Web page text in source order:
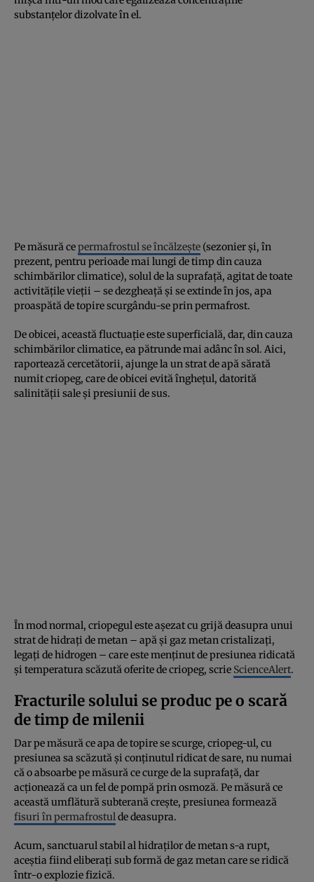
substanțelor dizolvate în el.
Pe măsură cepermafrostul se încălzește (sezonier și, în
prezent, pentru perioade mai lungi de timp din cauza
schimbărilor climatice), solul de la suprafață, agitat de toate
activitățile vieții – se dezgheață și se extinde în jos, apa
proaspătă de topire scurgându-se prin permafrost.
De obicei, această fluctuație este superficială, dar, din cauza
schimbărilor climatice, ea pătrunde mai adânc în sol. Aici,
raportează cercetătorii, ajunge la un strat de apă sărată
numit criopeg, care de obicei evită înghețul, datorită
salinității sale și presiunii de sus.
În mod normal, criopegul este așezat cu grijă deasupra unui
strat de hidrați de metan – apă și gaz metan cristalizați,
legați de hidrogen – care este menținut de presiunea ridicată
și temperatura scăzută oferite de criopeg, scrie ScienceAlert.
Fracturile solului se produc pe o scară
de timp de milenii
Dar pe măsură ce apa de topire se scurge, criopeg-ul, cu
presiunea sa scăzută și conținutul ridicat de sare, nu numai
că o absoarbe pe măsură ce curge de la suprafață, dar
acționează ca un fel de pompă prin osmoză. Pe măsură ce
această umflătură subterană crește, presiunea formează
fisuri în permafrostulde deasupra.
Acum, sanctuarul stabil al hidraților de metan s-a rupt,
aceștia fiind eliberați sub formă de gaz metan care se ridică
într-o explozie fizică.